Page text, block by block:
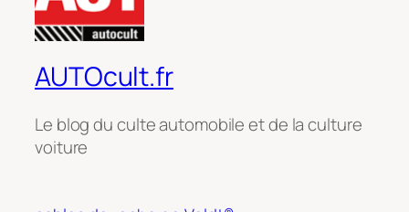
AUTOcult.fr
Le blog du culte automobile et de la culture
voiture